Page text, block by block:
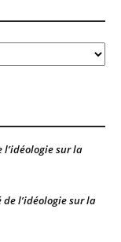
l’idéologie sur la
l’idéologie sur la